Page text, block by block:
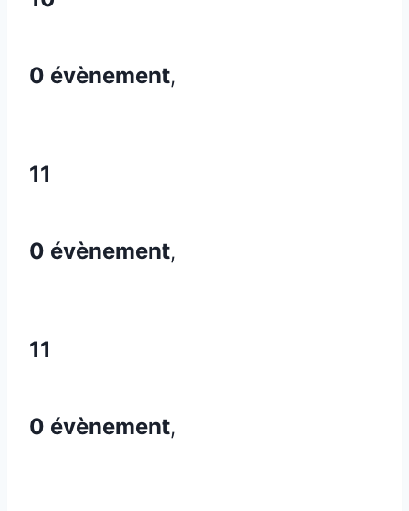
0 évènement,
11
0 évènement,
11
0 évènement,